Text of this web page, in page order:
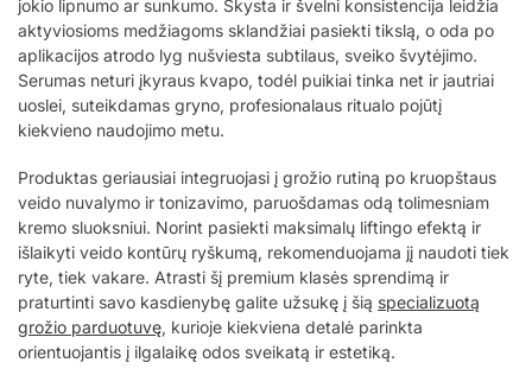
jokio lipnumo ar sunkumo. Skysta ir švelni konsistencija leidžia
aktyviosioms medžiagoms sklandžiai pasiekti tikslą, o oda po
aplikacijos atrodo lyg nušviesta subtilaus, sveiko švytėjimo.
Serumas neturi įkyraus kvapo, todėl puikiai tinka net ir jautriai
uoslei, suteikdamas gryno, profesionalaus ritualo pojūtį
kiekvieno naudojimo metu.
Produktas geriausiai integruojasi į grožio rutiną po kruopštaus
veido nuvalymo ir tonizavimo, paruošdamas odą tolimesniam
kremo sluoksniui. Norint pasiekti maksimalų liftingo efektą ir
išlaikyti veido kontūrų ryškumą, rekomenduojama jį naudoti tiek
ryte, tiek vakare. Atrasti šį premium klasės sprendimą ir
praturtinti savo kasdienybę galite užsukę į šią specializuotą
grožio parduotuvę, kurioje kiekviena detalė parinkta
orientuojantis į ilgalaikę odos sveikatą ir estetiką.